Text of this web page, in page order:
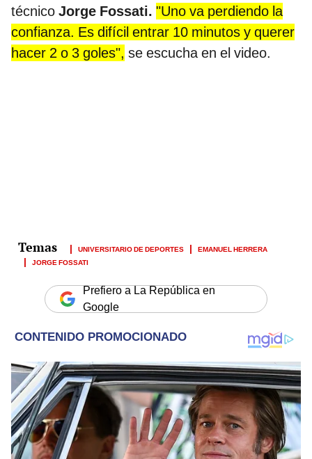
técnico Jorge Fossati. "Uno va perdiendo la
confianza. Es difícil entrar 10 minutos y querer
hacer 2 o 3 goles", se escucha en el video.
UNIVERSITARIO DE DEPORTES
EMANUEL HERRERA
JORGE FOSSATI
Prefiero a La República en
Google